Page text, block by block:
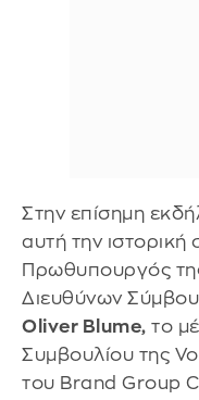
Στην επίσημη
αυτή την
Πρωθυπουργός
Διευθύνων
Oliver Blume, το
Συμβουλίου της
του Brand Group